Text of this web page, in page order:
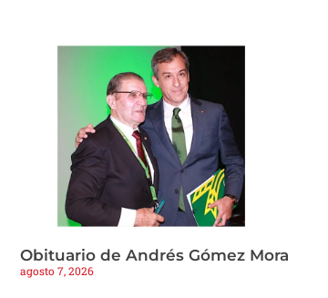
Obituario de Andrés Gómez Mora
agosto 7, 2026